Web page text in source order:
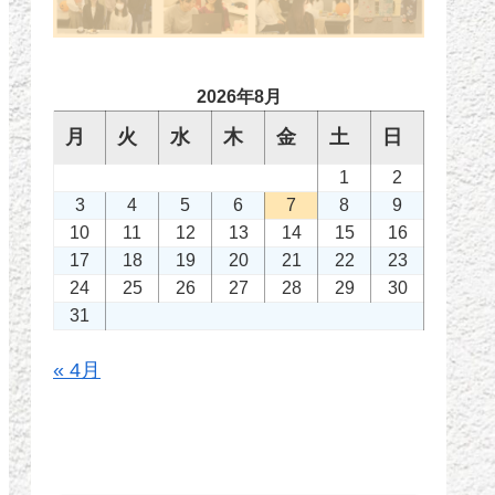
2026年8月
月 火 水 木 金 土 日
1
2
3
4 5 6 7 8
9
10
11 12 13 14 15
16
17
18 19 20 21 22
23
24
25 26 27 28 29
30
31
« 4月